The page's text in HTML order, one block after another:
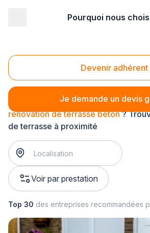
Pourquoi nous
Devenir adhérent
Je demande un devis
Rénovation de terrasse béton
rénovation de terrasse béton?
de terrasse à proximité
Voir par prestation
Top 30 des entreprises recommandées